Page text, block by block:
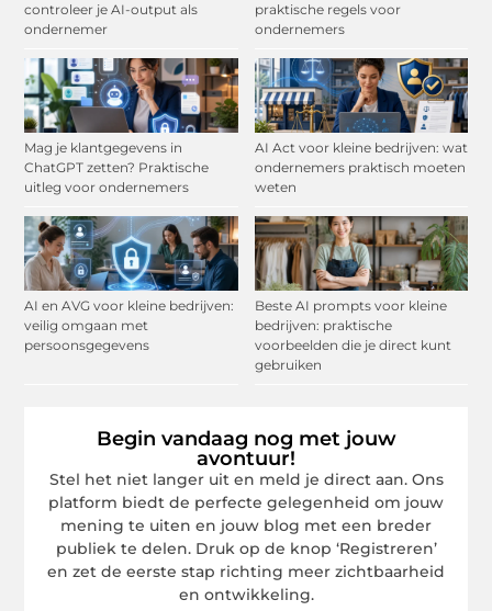
controleer je AI-output als
ondernemer
praktische regels voor
ondernemers
Mag je klantgegevens in
ChatGPT zetten? Praktische
uitleg voor ondernemers
AI Act voor kleine bedrijven: wat
ondernemers praktisch moeten
weten
AI en AVG voor kleine bedrijven:
veilig omgaan met
persoonsgegevens
Beste AI prompts voor kleine
bedrijven: praktische
voorbeelden die je direct kunt
gebruiken
Begin vandaag nog met jouw
avontuur!
Stel het niet langer uit en meld je direct aan. Ons
platform biedt de perfecte gelegenheid om jouw
mening te uiten en jouw blog met een breder
publiek te delen. Druk op de knop ‘Registreren’
en zet de eerste stap richting meer zichtbaarheid
en ontwikkeling.